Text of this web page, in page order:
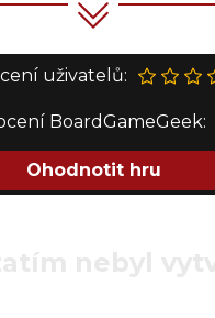
uživatelů:
BoardGameGeek:
Ohodnotit hru